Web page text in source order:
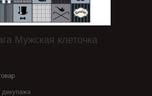
Мужская клеточка
декупажа